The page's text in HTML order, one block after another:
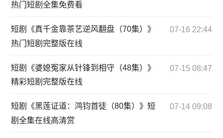
热门短剧全集免费看
短剧《真千金靠茶艺逆风翻盘（70集）》
热门短剧完整版在线
07-16 22:44
短剧《婆媳冤家从针锋到相守（48集）》
精彩短剧完整版在线
07-15 08:47
短剧《黑莲证道：鸿钧首徒（80集）》短
剧全集在线高清赏
07-14 09:08